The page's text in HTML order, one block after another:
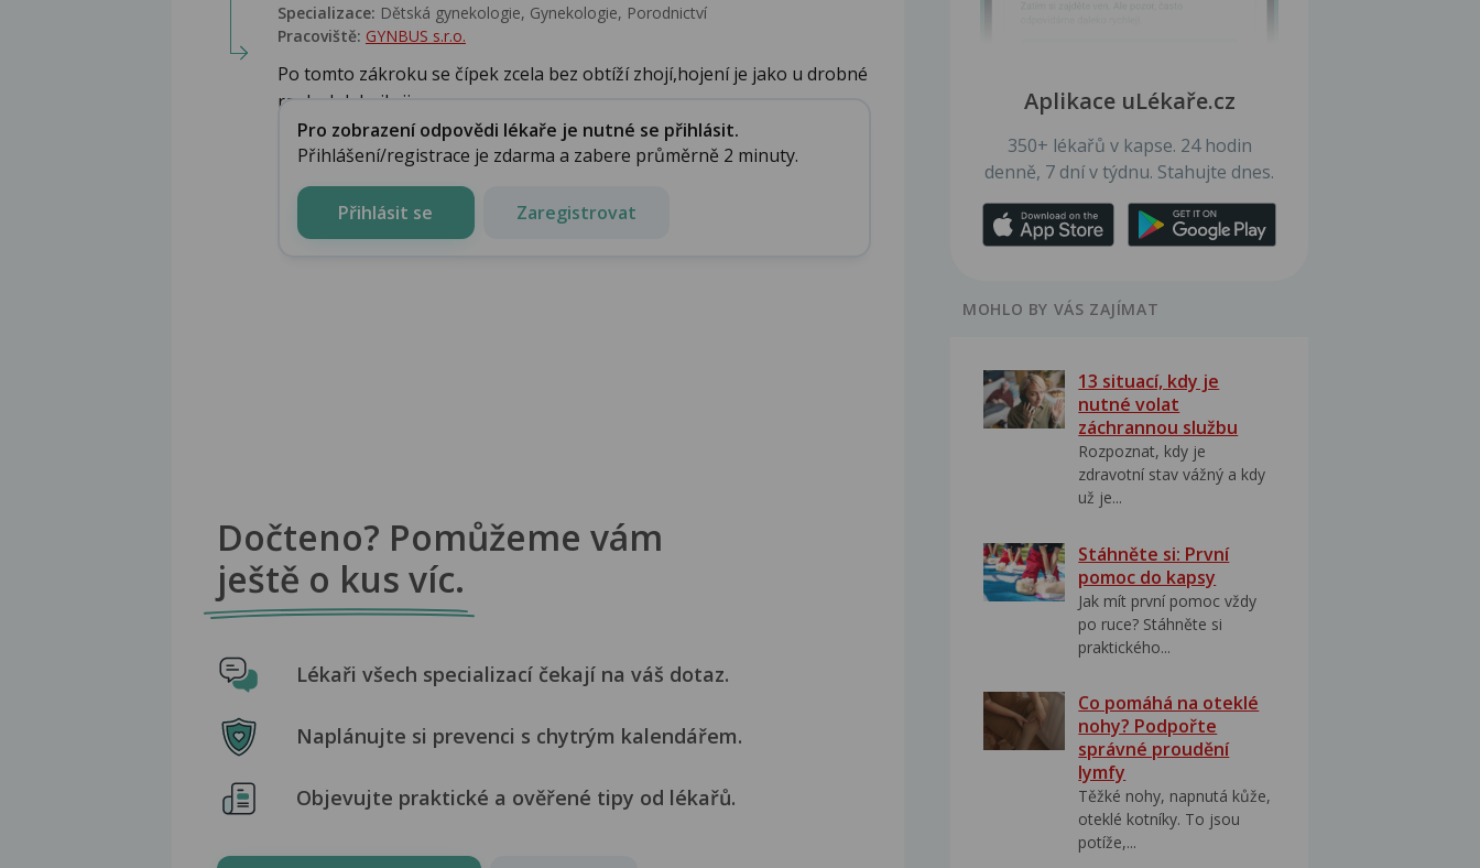
Specializace: Dětská gynekologie, Gynekologie, Porodnictví
Pracoviště: GYNBUS s.r.o.
Po tomto zákroku se čípek zcela bez obtíží zhojí,hojení je jako u drobné
ranky kdekoilv jin...
Pro zobrazení odpovědi lékaře je nutné se přihlásit.
Přihlášení/registrace je zdarma a zabere průměrně 2 minuty.
Přihlásit se Zaregistrovat
Dočteno? Pomůžeme vám
ještě o kus víc.
Lékaři všech specializací čekají na váš dotaz.
Naplánujte si prevenci s chytrým kalendářem.
Objevujte praktické a ověřené tipy od lékařů.
Aplikace uLékaře.cz
350+ lékařů v kapse. 24 hodin
denně, 7 dní v týdnu. Stahujte dnes.
MOHLO BY VÁS ZAJÍMAT
13 situací, kdy je
nutné volat
záchrannou službu
Rozpoznat, kdy je
zdravotní stav vážný a kdy
už je...
Stáhněte si: První
pomoc do kapsy
Jak mít první pomoc vždy
po ruce? Stáhněte si
praktického...
Co pomáhá na oteklé
nohy? Podpořte
správné proudění
lymfy
Těžké nohy, napnutá kůže,
oteklé kotníky. To jsou
potíže,...